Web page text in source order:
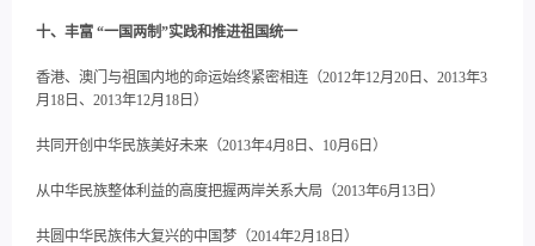
十、丰富 “一国两制”实践和推进祖国统一
香港、澳门与祖国内地的命运始终紧密相连（2012年12月20日、2013年3
月18日、2013年12月18日）
共同开创中华民族美好未来（2013年4月8日、10月6日）
从中华民族整体利益的高度把握两岸关系大局（2013年6月13日）
共圆中华民族伟大复兴的中国梦（2014年2月18日）